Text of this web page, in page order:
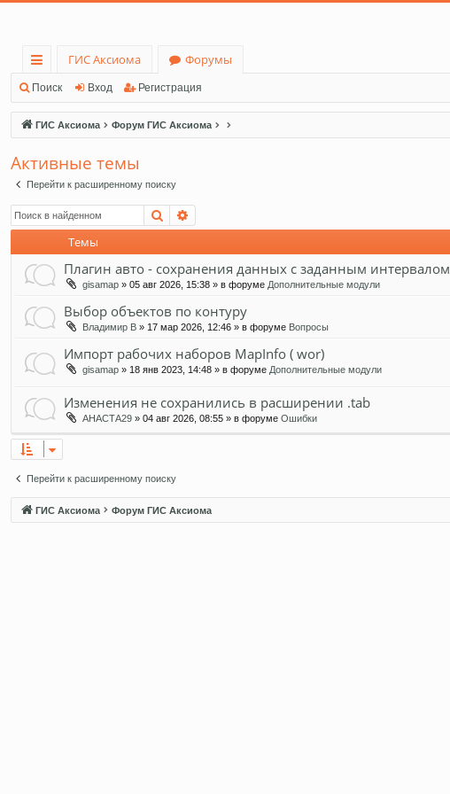
с
ы
лк
и
ГИС Аксиома
Форумы
Поиск Вход Регистрация
ГИС Аксиома Форум ГИС Аксиома
Активные темы
Перейти к расширенному поиску
Поиск
Темы
Плагин авто - сохранения данных с заданным интервалом
gisamap » 05 авг 2026, 15:38 » в форуме Дополнительные модули
Выбор объектов по контуру
Владимир В » 17 мар 2026, 12:46 » в форуме Вопросы
Импорт рабочих наборов MapInfo ( wor)
gisamap » 18 янв 2023, 14:48 » в форуме Дополнительные модули
Изменения не сохранились в расширении .tab
АНАСТА29 » 04 авг 2026, 08:55 » в форуме Ошибки
Перейти к расширенному поиску
ГИС Аксиома Форум ГИС Аксиома